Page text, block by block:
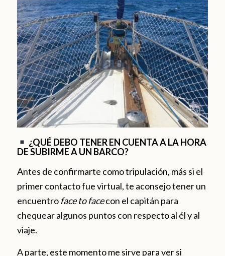
¿QUÉ DEBO TENER EN CUENTA A LA HORA
DE SUBIRME A UN BARCO?
Antes de confirmarte como tripulación, más si el
primer contacto fue virtual, te aconsejo tener un
encuentro face to facecon el capitán para
chequear algunos puntos con respecto al él y al
viaje.
A parte, este momento me sirve para ver si